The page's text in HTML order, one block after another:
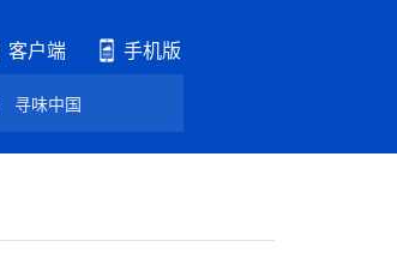
客户端 手机版
寻味中国